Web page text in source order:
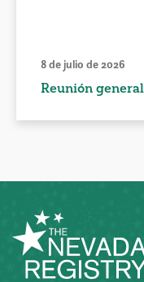
8 de julio de 2026
Reunión